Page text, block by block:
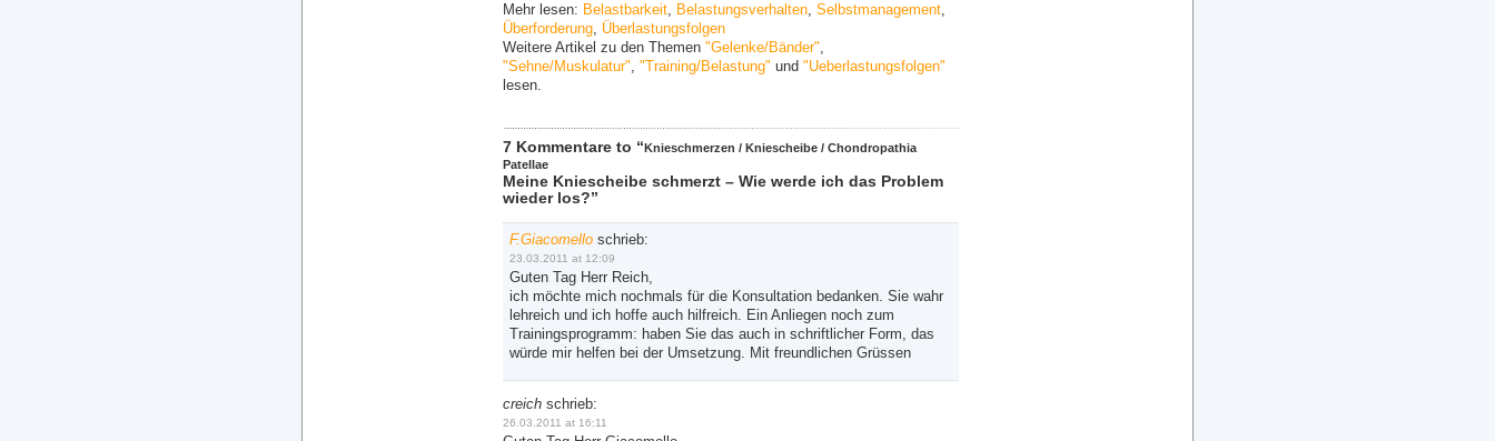
Mehr lesen: Belastbarkeit, Belastungsverhalten, Selbstmanagement,
Überforderung, Überlastungsfolgen
Weitere Artikel zu den Themen "Gelenke/Bänder",
"Sehne/Muskulatur", "Training/Belastung" und "Ueberlastungsfolgen"
lesen.
7 Kommentare to “Knieschmerzen / Kniescheibe / Chondropathia
Patellae
Meine Kniescheibe schmerzt – Wie werde ich das Problem
wieder los?”
F.Giacomello schrieb:
23.03.2011 at 12:09
Guten Tag Herr Reich,
ich möchte mich nochmals für die Konsultation bedanken. Sie wahr
lehreich und ich hoffe auch hilfreich. Ein Anliegen noch zum
Trainingsprogramm: haben Sie das auch in schriftlicher Form, das
würde mir helfen bei der Umsetzung. Mit freundlichen Grüssen
creich schrieb:
26.03.2011 at 16:11